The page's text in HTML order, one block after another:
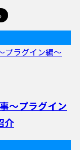
〜プラグイン
介